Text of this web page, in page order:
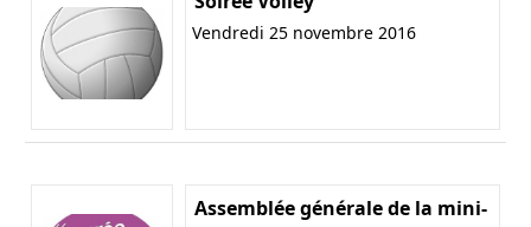
Vendredi 25 novembre 2016
Assemblée générale de la mini-